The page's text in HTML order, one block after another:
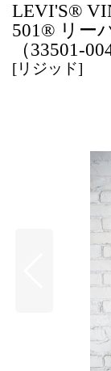
LEVI'S®
501® リー
（33501-
[リジッド]